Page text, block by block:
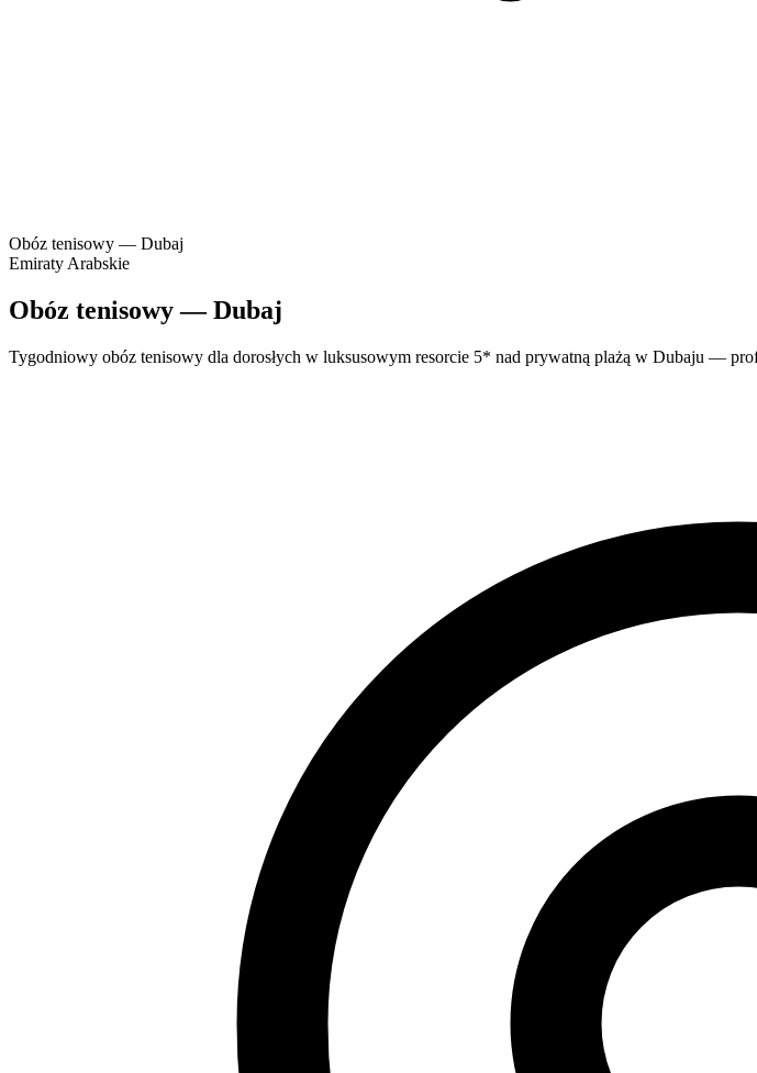
Obóz tenisowy — Dubaj
Emiraty Arabskie
Obóz tenisowy — Dubaj
Tygodniowy obóz tenisowy dla dorosłych w luksusowym resorcie 5* nad prywatną plażą w Dubaju —